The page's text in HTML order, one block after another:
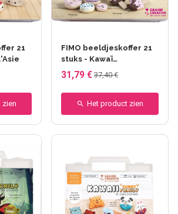
21
zien
FIMO beeldjeskoffer 21
stuks - Kawaï
gourmandise
31,79 € 37,40 €
Het product zien